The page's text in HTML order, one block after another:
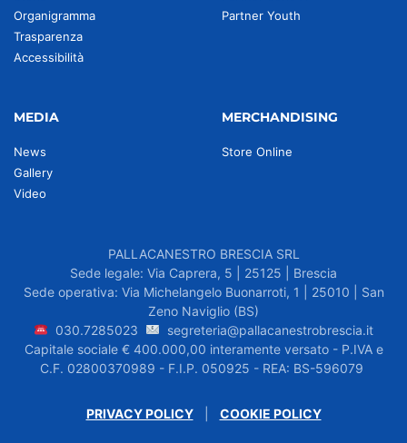
Organigramma
Trasparenza
Accessibilità
Partner Youth
MEDIA
News
Gallery
Video
MERCHANDISING
Store Online
PALLACANESTRO BRESCIA SRL
Sede legale: Via Caprera, 5 | 25125 | Brescia
Sede operativa: Via Michelangelo Buonarroti, 1 | 25010 | San
Zeno Naviglio (BS)
030.7285023
segreteria@pallacanestrobrescia.it
Capitale sociale € 400.000,00 interamente versato - P.IVA e
C.F. 02800370989 - F.I.P. 050925 - REA: BS-596079
PRIVACY POLICY| COOKIE POLICY